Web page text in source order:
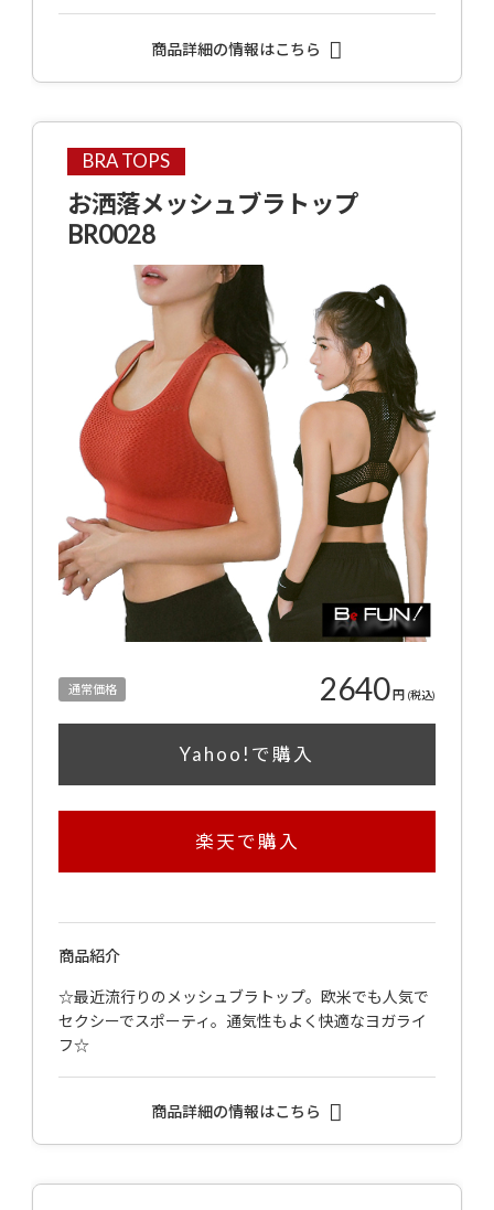
商品詳細の情報はこちら
BRA TOPS
お洒落メッシュブラトップ
BR0028
通常価格 2640円 (税込)
Yahoo!で購入
楽天で購入
商品紹介
☆最近流行りのメッシュブラトップ。欧米でも人気で
セクシーでスポーティ。通気性もよく快適なヨガライ
フ☆
商品詳細の情報はこちら